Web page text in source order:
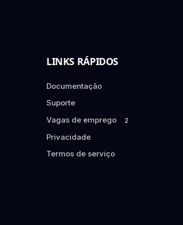
LINKS RÁPIDOS
Documentação
Suporte
Vagas de emprego
2
Privacidade
Termos de serviço